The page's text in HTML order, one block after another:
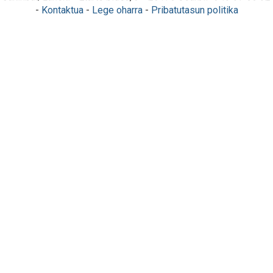
- Kontaktua- Lege oharra- Pribatutasun politika